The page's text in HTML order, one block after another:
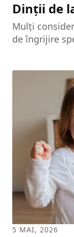
Dinții de
Mulți
de îngrijire
dezvoltarea
sănătatea
definitivă să
locurile
dinții de
fost pus la
dintre ei
5 MAI, 2026